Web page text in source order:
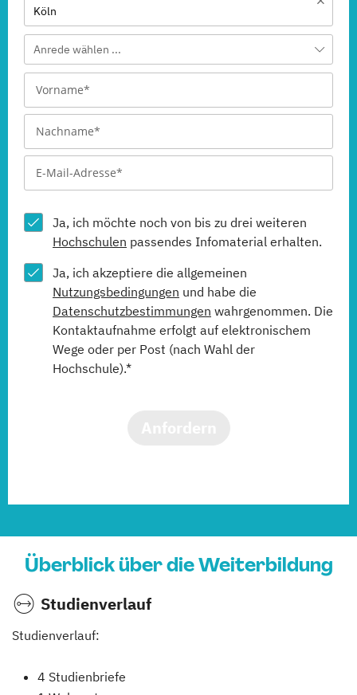
Köln
Anrede wählen ...
Ja, ich möchte noch von bis zu drei weiteren
Hochschulen passendes Infomaterial erhalten.
Ja, ich akzeptiere die allgemeinen
Nutzungsbedingungen und habe die
Datenschutzbestimmungen wahrgenommen. Die
Kontaktaufnahme erfolgt auf elektronischem
Wege oder per Post (nach Wahl der
Hochschule).*
Überblick über die Weiterbildung
Studienverlauf
Studienverlauf:
4 Studienbriefe